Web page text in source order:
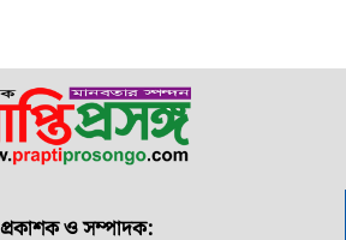
প্রকাশক ও সম্পাদক: